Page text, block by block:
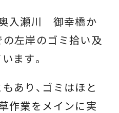
奥入瀬川 御幸橋か
左岸のゴミ拾い及
ます。
あり、ゴミはほと
作業をメインに実